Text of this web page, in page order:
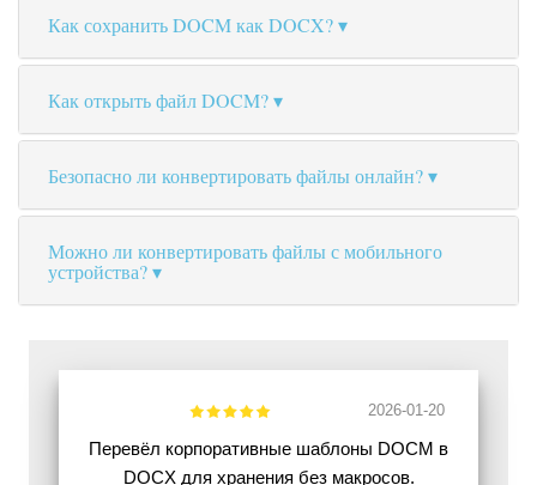
Как сохранить DOCM как DOCX?
Как открыть файл DOCM?
Безопасно ли конвертировать файлы онлайн?
Можно ли конвертировать файлы с мобильного
устройства?
2026-01-20
Перевёл корпоративные шаблоны DOCM в
DOCX для хранения без макросов.